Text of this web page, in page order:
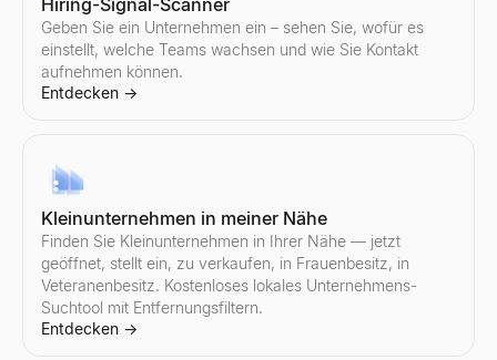
E-Mail-Spam-Prüfer
Kostenloser E-Mail-Spam-Prüfer. Bewerten Sie Betreffzeile +
Entdecken→
Generieren Sie B2B-Verkaufsskripte in Sekundenschnelle.
Entdecken →
Hiring-Signal-Scanner
Geben Sie ein Unternehmen ein – sehen Sie, wofür es
einstellt, welche Teams wachsen und wie Sie Kontakt
aufnehmen können.
Entdecken →
Kleinunternehmen in meiner Nähe
Finden Sie Kleinunternehmen in Ihrer Nähe — jetzt
geöffnet, stellt ein, zu verkaufen, in Frauenbesitz, in
Veteranenbesitz. Kostenloses lokales Unternehmens-
Suchtool mit Entfernungsfiltern.
Entdecken →